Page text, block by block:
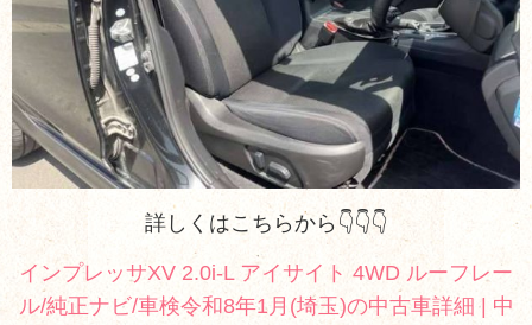
詳しくはこちらから👇👇👇
インプレッサXV 2.0i-L アイサイト 4WD ルーフレー
ル/純正ナビ/車検令和8年1月(埼玉)の中古車詳細 | 中